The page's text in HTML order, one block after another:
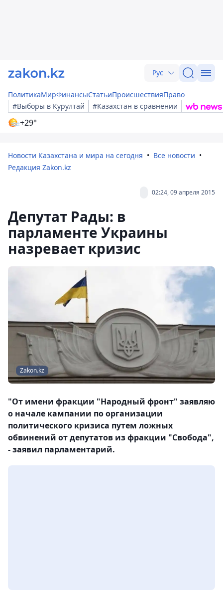
Рус
ПолитикаМирФинансыСтатьиПроисшествияПраво
#Выборы в Курултай
#Казахстан в сравнении
+29°
Новости Казахстана и мира на сегодня
Все новости
Редакция Zakon.kz
02:24, 09 апреля 2015
Депутат Рады: в
парламенте Украины
назревает кризис
Zakon.kz
"От имени фракции "Народный фронт" заявляю
о начале кампании по организации
политического кризиса путем ложных
обвинений от депутатов из фракции "Свобода",
- заявил парламентарий.